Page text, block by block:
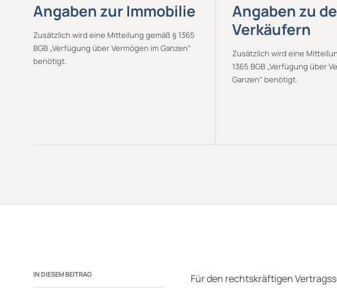
Angaben zur Immobilie
Zusätzlich wird eine Mitteilung gemäß § 1365
BGB „Verfügung über Vermögen im Ganzen“
benötigt.
Angaben zu
Verkäufern
Zusätzlich wird eine
1365 BGB „Verfügung über
Ganzen“ benötigt.
IN DIESEM BEITRAG
Für den rechtskräftigen